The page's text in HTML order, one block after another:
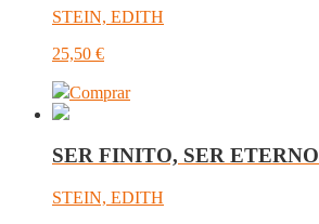
STEIN, EDITH
25,50 €
Comprar
SER FINITO, SER ETERNO
STEIN, EDITH